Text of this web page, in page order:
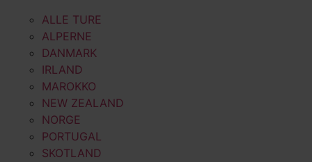
ALLE TURE
ALPERNE
DANMARK
IRLAND
MAROKKO
NEW ZEALAND
NORGE
PORTUGAL
SKOTLAND